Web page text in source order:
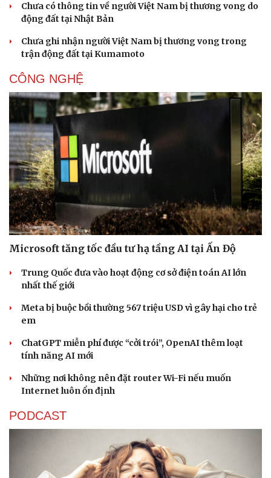
Chưa có thông tin về người Việt Nam bị thương vong do
động đất tại Nhật Bản
Chưa ghi nhận người Việt Nam bị thương vong trong
trận động đất tại Kumamoto
CÔNG NGHỆ
Microsoft tăng tốc đầu tư hạ tầng AI tại Ấn Độ
Trung Quốc đưa vào hoạt động cơ sở điện toán AI lớn
nhất thế giới
Meta bị buộc bồi thường 567 triệu USD vì gây hại cho trẻ
em
ChatGPT miễn phí được “cởi trói”, OpenAI thêm loạt
tính năng AI mới
Những nơi không nên đặt router Wi-Fi nếu muốn
Internet luôn ổn định
PODCAST